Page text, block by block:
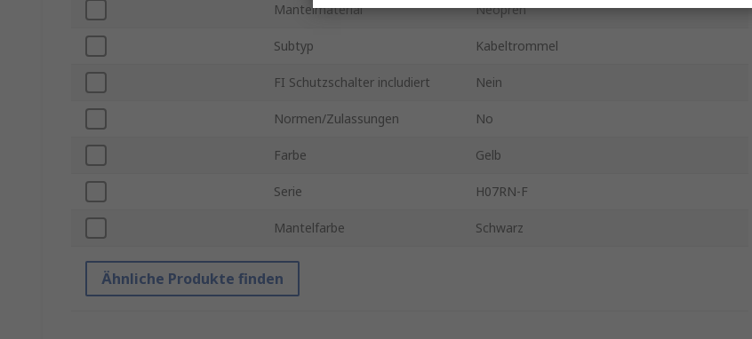
Mantelmaterial Neopren
Subtyp Kabeltrommel
FI Schutzschalter includiert Nein
Normen/Zulassungen No
Farbe Gelb
Serie H07RN-F
Mantelfarbe Schwarz
Ähnliche Produkte finden